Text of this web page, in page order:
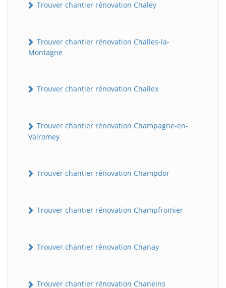
Trouver chantier rénovation Chaley
Trouver chantier rénovation Challes-la-
Montagne
Trouver chantier rénovation Challex
Trouver chantier rénovation Champagne-en-
Valromey
Trouver chantier rénovation Champdor
Trouver chantier rénovation Champfromier
Trouver chantier rénovation Chanay
Trouver chantier rénovation Chaneins